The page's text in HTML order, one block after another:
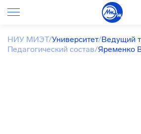
НИУ МИЭТ/Университет/Ведущий
Педагогический состав/Яременко